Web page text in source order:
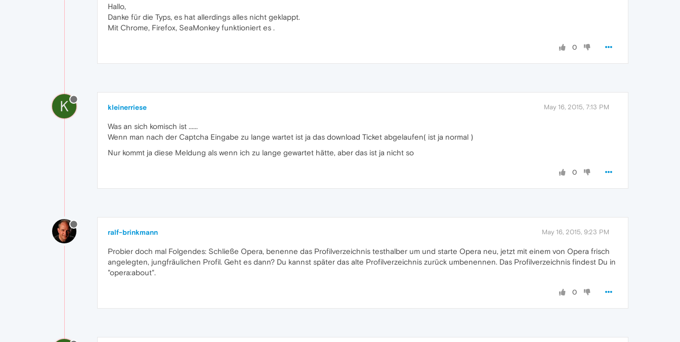
Hallo,
Danke für die Typs, es hat allerdings alles nicht geklappt.
Mit Chrome, Firefox, SeaMonkey funktioniert es .
0
K kleinerriese May 16, 2015, 7:13 PM
Was an sich komisch ist ......
Wenn man nach der Captcha Eingabe zu lange wartet ist ja das download Ticket abgelaufen( ist ja normal )
Nur kommt ja diese Meldung als wenn ich zu lange gewartet hätte, aber das ist ja nicht so
0
ralf-brinkmann May 16, 2015, 9:23 PM
Probier doch mal Folgendes: Schließe Opera, benenne das Profilverzeichnis testhalber um und starte Opera neu, jetzt mit einem von Opera frisch
angelegten, jungfräulichen Profil. Geht es dann? Du kannst später das alte Profilverzeichnis zurück umbenennen. Das Profilverzeichnis findest Du in
"opera:about".
0